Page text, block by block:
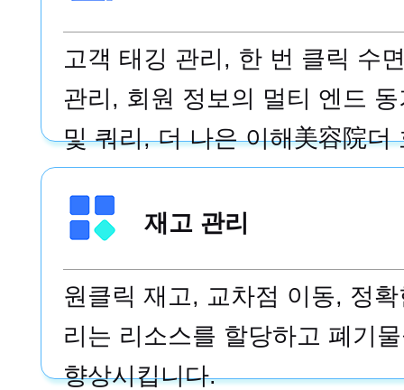
고객 태깅 관리, 한 번 클릭 수
관리, 회원 정보의 멀티 엔드
및 쿼리, 더 나은 이해美容院더
재고 관리
원클릭 재고, 교차점 이동, 정
리는 리소스를 할당하고 폐기
향상시킵니다.